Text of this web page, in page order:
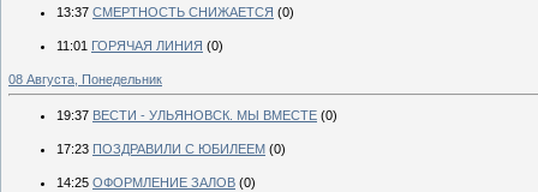
13:37 СМЕРТНОСТЬ СНИЖАЕТСЯ (0)
11:01 ГОРЯЧАЯ ЛИНИЯ (0)
08 Августа, Понедельник
19:37 ВЕСТИ - УЛЬЯНОВСК. МЫ ВМЕСТЕ (0)
17:23 ПОЗДРАВИЛИ С ЮБИЛЕЕМ (0)
14:25 ОФОРМЛЕНИЕ ЗАЛОВ (0)